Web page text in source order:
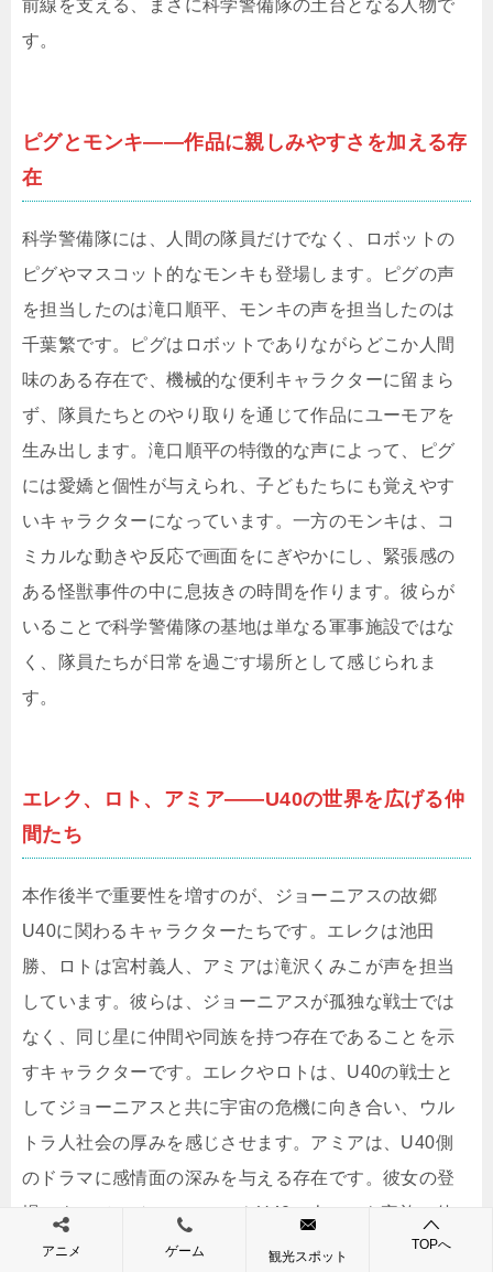
前線を支える、まさに科学警備隊の土台となる人物で
す。
ピグとモンキ――作品に親しみやすさを加える存
在
科学警備隊には、人間の隊員だけでなく、ロボットの
ピグやマスコット的なモンキも登場します。ピグの声
を担当したのは滝口順平、モンキの声を担当したのは
千葉繁です。ピグはロボットでありながらどこか人間
味のある存在で、機械的な便利キャラクターに留まら
ず、隊員たちとのやり取りを通じて作品にユーモアを
生み出します。滝口順平の特徴的な声によって、ピグ
には愛嬌と個性が与えられ、子どもたちにも覚えやす
いキャラクターになっています。一方のモンキは、コ
ミカルな動きや反応で画面をにぎやかにし、緊張感の
ある怪獣事件の中に息抜きの時間を作ります。彼らが
いることで科学警備隊の基地は単なる軍事施設ではな
く、隊員たちが日常を過ごす場所として感じられま
す。
エレク、ロト、アミア――U40の世界を広げる仲
間たち
本作後半で重要性を増すのが、ジョーニアスの故郷
U40に関わるキャラクターたちです。エレクは池田
勝、ロトは宮村義人、アミアは滝沢くみこが声を担当
しています。彼らは、ジョーニアスが孤独な戦士では
なく、同じ星に仲間や同族を持つ存在であることを示
すキャラクターです。エレクやロトは、U40の戦士と
してジョーニアスと共に宇宙の危機に向き合い、ウル
トラ人社会の厚みを感じさせます。アミアは、U40側
のドラマに感情面の深みを与える存在です。彼女の登
場によって、ジョーニアスやU40の人々にも家族、仲
間、信頼、悲しみといった人間に近い感情があること
アニメ ゲーム 観光スポット
TOPへ